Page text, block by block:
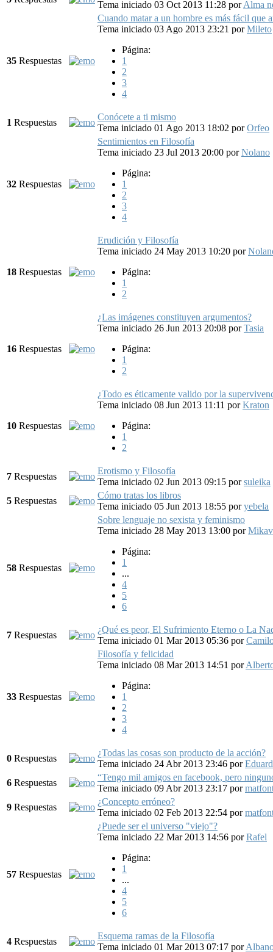
Tema iniciado 03 Oct 2013 11:28 porAlma
35 Respuestas
Cuando matar a un hombre es más fácil que
Tema iniciado 03 Ago 2013 23:21 porMileto
Página:
1
2
3
4
1 Respuestas
Conócete a ti mismo
Tema iniciado 01 Ago 2013 18:02 porOrfeo
32 Respuestas
Sentimientos en Filosofía
Tema iniciado 23 Jul 2013 20:00 porNolano
Página:
1
2
3
4
18 Respuestas
Erudición y Filosofía
Tema iniciado 24 May 2013 10:20 por
Página:
1
2
16 Respuestas
¿Las imágenes constituyen argumentos?
Tema iniciado 26 Jun 2013 20:08 porTasia
Página:
1
2
10 Respuestas
¿Todo es éticamente valido por la
Tema iniciado 08 Jun 2013 11:11 porKraton
Página:
1
2
7 Respuestas
Erotismo y Filosofía
Tema iniciado 02 Jun 2013 09:15 porsuleika
5 Respuestas
Cómo tratas los libros
Tema iniciado 05 Jun 2013 18:55 poryebela
58 Respuestas
Sobre lenguaje no sexista y feminismo
Tema iniciado 28 May 2013 13:00 por
Página:
1
...
4
5
6
7 Respuestas
¿Qué es peor, El Sufrimiento Eterno o La
Tema iniciado 01 Mar 2013 05:36 por
33 Respuestas
Filosofía y felicidad
Tema iniciado 08 Mar 2013 14:51 por
Página:
1
2
3
4
0 Respuestas
¿Todas las cosas son producto de la acción?
Tema iniciado 24 Abr 2013 23:46 por
6 Respuestas
“Tengo mil amigos en facebook, pero
Tema iniciado 09 Abr 2013 23:17 por
9 Respuestas
¿Concepto erróneo?
Tema iniciado 02 Feb 2013 22:54 por
57 Respuestas
¿Puede ser el universo "viejo"?
Tema iniciado 22 Mar 2013 14:56 porRafel
Página:
1
...
4
5
6
4 Respuestas
Esquema ramas de la Filosofía
Tema iniciado 01 Mar 2013 07:17 por